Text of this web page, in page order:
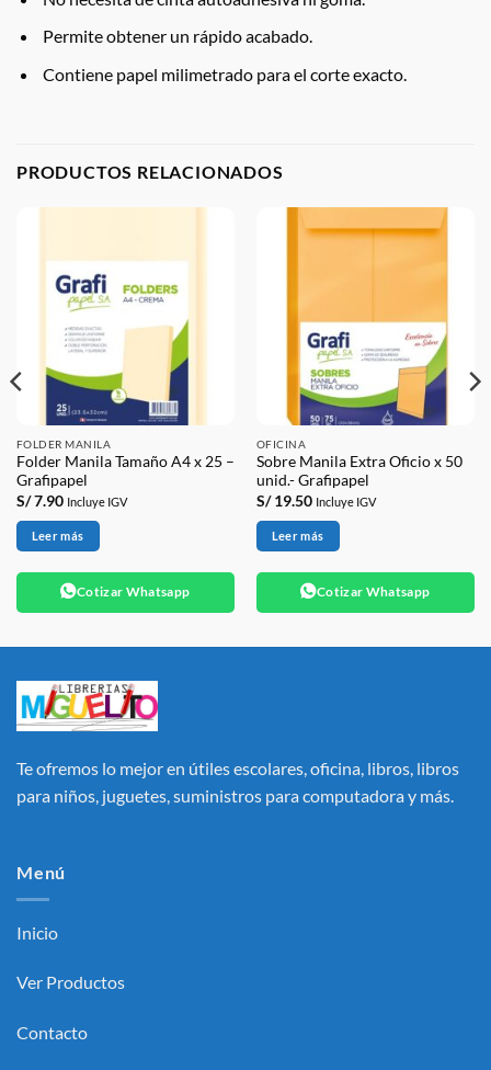
Permite obtener un rápido acabado.
Contiene papel milimetrado para el corte exacto.
PRODUCTOS RELACIONADOS
FOLDER MANILA
Folder Manila Tamaño A4 x 25 –
Grafipapel
S/7.90 Incluye IGV
Leer más
Cotizar Whatsapp
OFICINA
Sobre Manila Extra Oficio x 50
unid.- Grafipapel
S/19.50 Incluye IGV
Leer más
Cotizar Whatsapp
Te ofremos lo mejor en útiles escolares, oficina, libros, libros
para niños, juguetes, suministros para computadora y más.
Menú
Inicio
Ver Productos
Contacto